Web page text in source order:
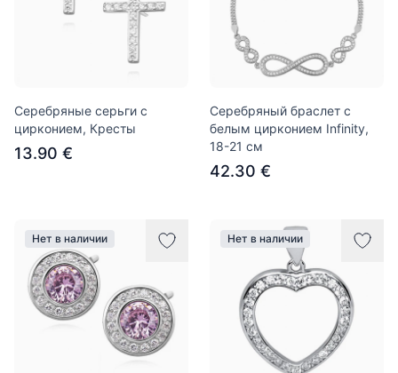
Серебряные серьги с
цирконием, Кресты
13.90 €
Серебряный браслет с
белым цирконием Infinity,
18-21 см
42.30 €
Нет в наличии Нет в наличии